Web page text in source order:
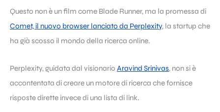
Questo non è un film come Blade Runner, ma la promessa di
Comet, il nuovo browser lanciato da Perplexity, la startup che
ha già scosso il mondo della ricerca online.
Perplexity, guidata dal visionario Aravind Srinivas, non si è
accontentata di creare un motore di ricerca che fornisce
risposte dirette invece di una lista di link.